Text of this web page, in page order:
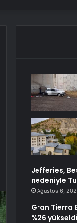
Jefferies,
nedeniyle
Ağustos 6,
Gran Tierra
%26